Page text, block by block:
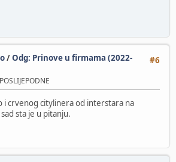
#6
/Odg: Prinove u firmama (2022-
i crvenog citylinera od interstara na
sta je u pitanju.